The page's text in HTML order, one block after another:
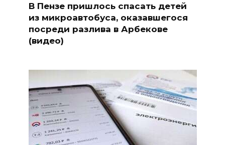
В Пензе пришлось спасать детей
из микроавтобуса, оказавшегося
посреди разлива в Арбекове
(видео)